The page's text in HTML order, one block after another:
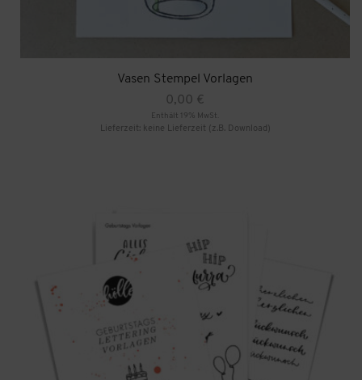
Vasen Stempel Vorlagen
0,00 €
Enthält 19% MwSt.
Lieferzeit: keine Lieferzeit (z.B. Download)